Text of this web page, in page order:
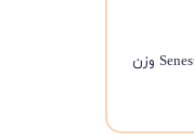
غذای خشک گربه پرامی مدل Senestive وزن